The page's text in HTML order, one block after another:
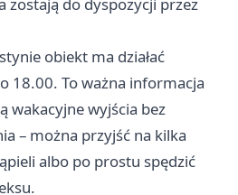
obiekt ma działać
18.00. To ważna informacja
wakacyjne wyjścia bez
– można przyjść na kilka
albo po prostu spędzić